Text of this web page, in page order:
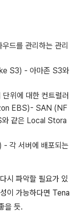
드를 관리하는 관리
S3) - 아마존 S3와
위에 대한 컨트럴러
EBS)- SAN (NF
같은 Local Stora
각 서버에 배포되는
시 파악할 필요가 있
이 가능하다면 Tena
을 듯.